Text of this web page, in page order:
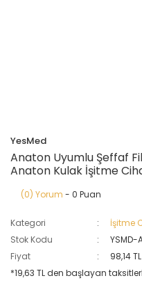
YesMed
Anaton Uyumlu Şeffaf
Anaton Kulak İşitme
(0) Yorum - 0 Puan
Kategori
İşitme
Stok Kodu
YSMD-
Fiyat
98,14
*19,63 TL den başlayan